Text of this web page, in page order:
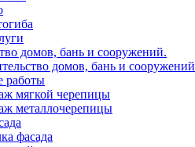
домов, бань и сооружений.
домов, бань и сооружений
работы
мягкой черепицы
металлочерепицы
фасада